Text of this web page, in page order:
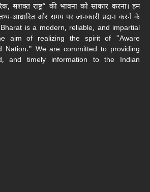
सशक्त राष्ट्र” की भावना को साकार करना। हम
आधारित और समय पर जानकारी प्रदान करने के
Bharat is a modern, reliable, and impartial
aim of realizing the spirit of "Aware
Nation." We are committed to providing
and timely information to the Indian